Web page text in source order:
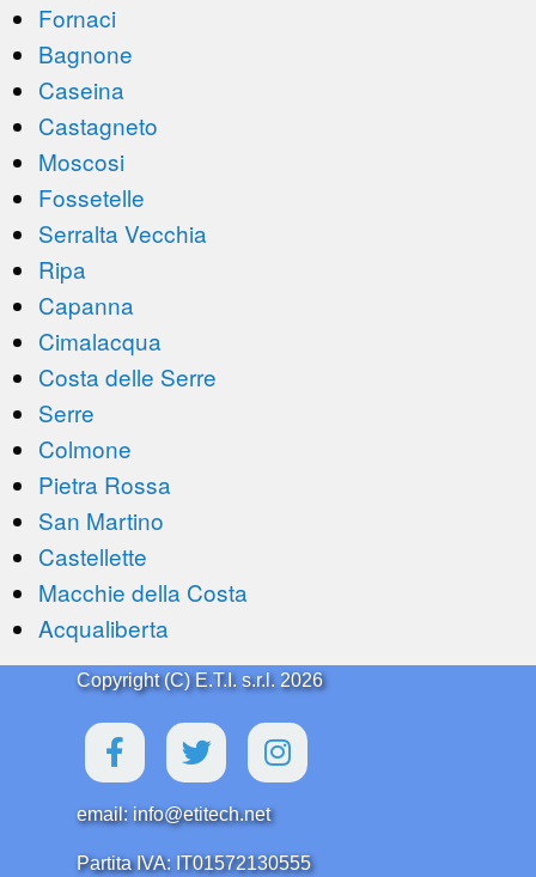
Fornaci
Bagnone
Caseina
Castagneto
Moscosi
Fossetelle
Serralta Vecchia
Ripa
Capanna
Cimalacqua
Costa delle Serre
Serre
Colmone
Pietra Rossa
San Martino
Castellette
Macchie della Costa
Acqualiberta
Copyright (C) E.T.I. s.r.l. 2026
email: info@etitech.net
Partita IVA: IT01572130555